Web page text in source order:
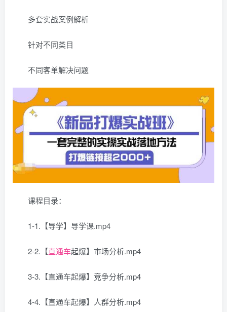
多套实战案例解析
针对不同类目
不同客单解决问题
课程目录：
1-1.【导学】导学课.mp4
2-2.【直通车起爆】市场分析.mp4
3-3.【直通车起爆】竞争分析.mp4
4-4.【直通车起爆】人群分析.mp4